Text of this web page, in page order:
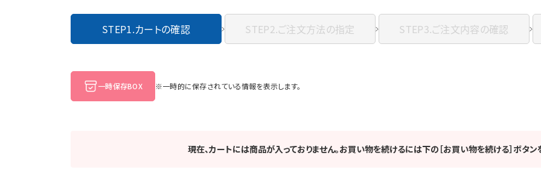
STEP1.カートの確認 STEP2.ご注文方法の指定 STEP3.ご注文内容の確認
一時保存BOX ※一時的に保存されている情報を表示します。
現在、カートには商品が入っておりません。お買い物を続けるには下の［お買い物を続ける］ボタン